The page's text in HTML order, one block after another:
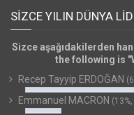
SIZCE YILIN DÜNYA
Sizce aşağıdakilerden
the following is
Recep Tayyip ERDOĞAN
Emmanuel MACRON (13%,